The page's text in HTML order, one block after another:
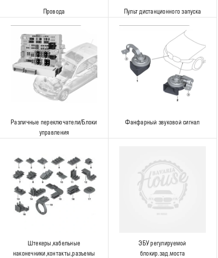
Провода Пульт дистанционного запуска
Различные переключатели/Блоки
управления
Фанфарный звуковой сигнал
Штекеры,кабельные
наконечники,контакты,разъемы
ЭБУ регулируемой
блокир.зад.моста